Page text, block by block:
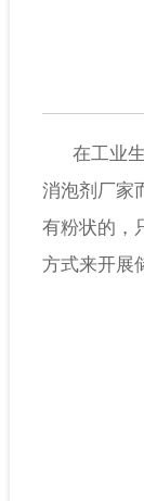
在工业生
消泡剂厂家
有粉状的，
方式来开展